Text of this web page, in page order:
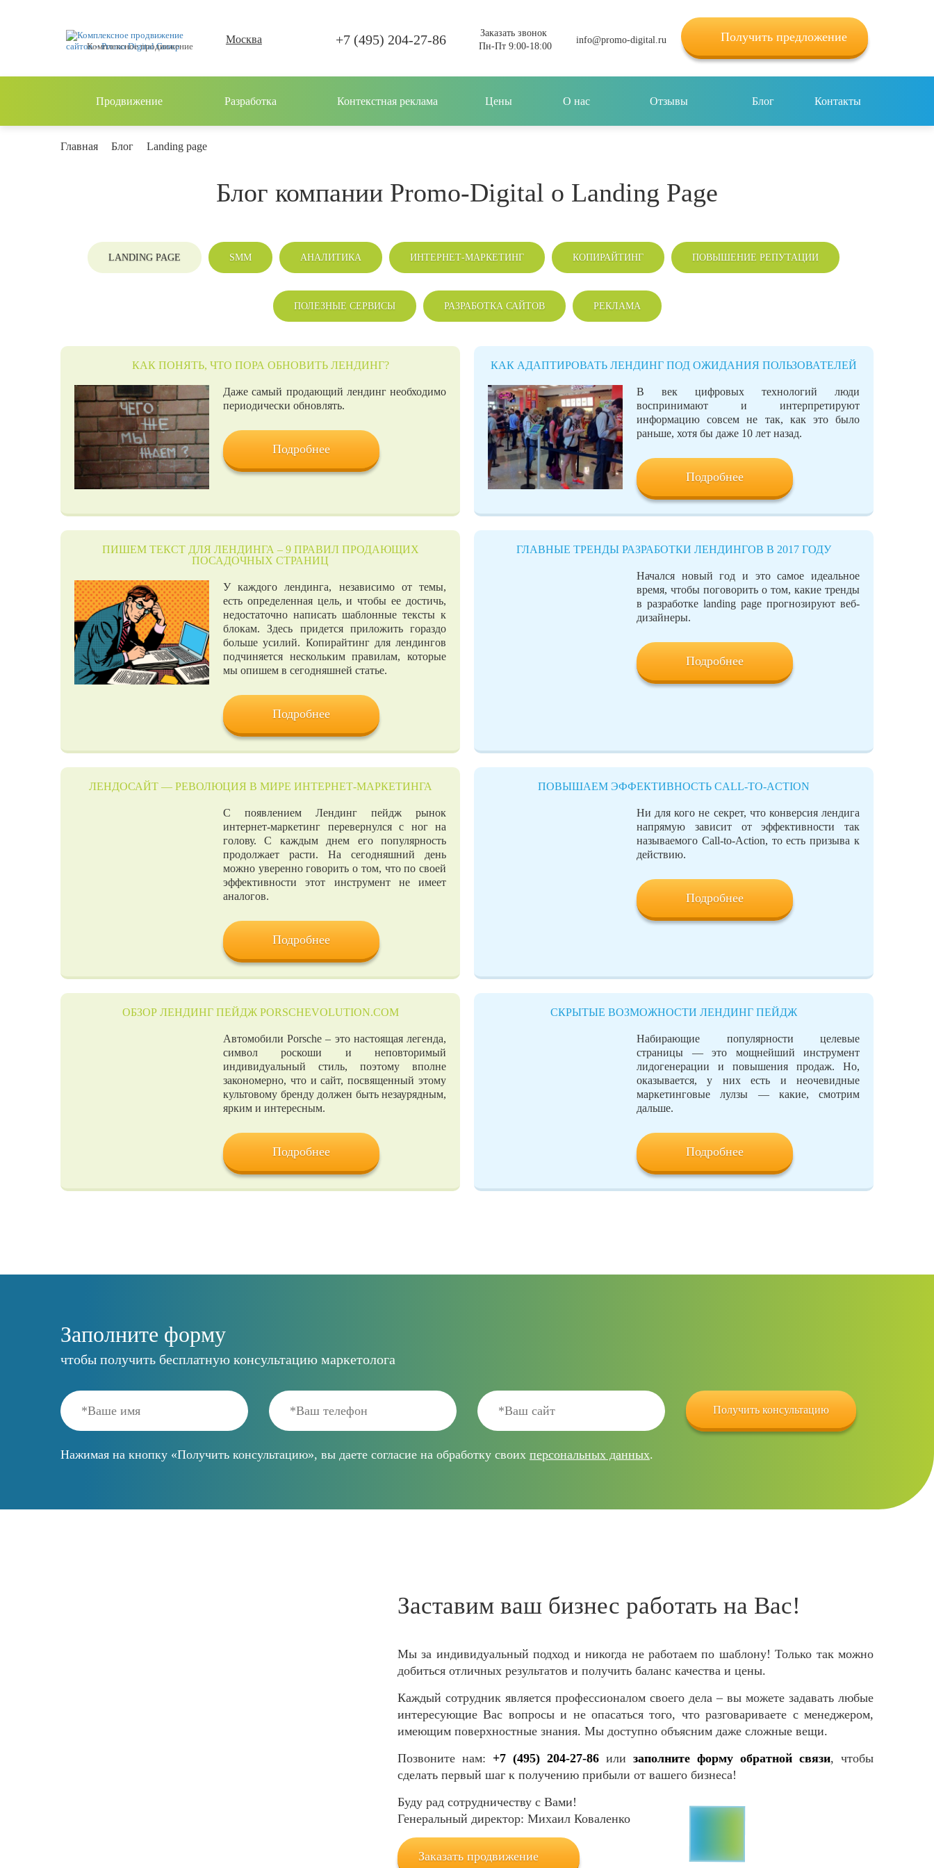
Комплексное продвижение
Москва +7 (495) 204-27-86
Заказать звонок
Пн-Пт 9:00-18:00
info@promo-digital.ru Получить предложение
Продвижение Разработка Контекстная реклама Цены О нас Отзывы Блог Контакты
Главная Блог Landing page
Блог компании Promo-Digital о Landing Page
LANDING PAGE SMM АНАЛИТИКА ИНТЕРНЕТ-МАРКЕТИНГ КОПИРАЙТИНГ ПОВЫШЕНИЕ РЕПУТАЦИИ
ПОЛЕЗНЫЕ СЕРВИСЫ РАЗРАБОТКА САЙТОВ РЕКЛАМА
КАК ПОНЯТЬ, ЧТО ПОРА ОБНОВИТЬ ЛЕНДИНГ?
Даже самый продающий лендинг необходимо
периодически обновлять.
Подробнее
КАК АДАПТИРОВАТЬ ЛЕНДИНГ ПОД ОЖИДАНИЯ ПОЛЬЗОВАТЕЛЕЙ
В век цифровых технологий люди
воспринимают и интерпретируют
информацию совсем не так, как это было
раньше, хотя бы даже 10 лет назад.
Подробнее
ПИШЕМ ТЕКСТ ДЛЯ ЛЕНДИНГА – 9 ПРАВИЛ ПРОДАЮЩИХ
ПОСАДОЧНЫХ СТРАНИЦ
У каждого лендинга, независимо от темы,
есть определенная цель, и чтобы ее достичь,
недостаточно написать шаблонные тексты к
блокам. Здесь придется приложить гораздо
больше усилий. Копирайтинг для лендингов
подчиняется нескольким правилам, которые
мы опишем в сегодняшней статье.
Подробнее
ГЛАВНЫЕ ТРЕНДЫ РАЗРАБОТКИ ЛЕНДИНГОВ В 2017 ГОДУ
Начался новый год и это самое идеальное
время, чтобы поговорить о том, какие тренды
в разработке landing page прогнозируют веб-
дизайнеры.
Подробнее
ЛЕНДОСАЙТ — РЕВОЛЮЦИЯ В МИРЕ ИНТЕРНЕТ-МАРКЕТИНГА
С появлением Лендинг пейдж рынок
интернет-маркетинг перевернулся с ног на
голову. С каждым днем его популярность
продолжает расти. На сегодняшний день
можно уверенно говорить о том, что по своей
эффективности этот инструмент не имеет
аналогов.
Подробнее
ПОВЫШАЕМ ЭФФЕКТИВНОСТЬ CALL-TO-ACTION
Ни для кого не секрет, что конверсия лендига
напрямую зависит от эффективности так
называемого Call-to-Action, то есть призыва к
действию.
Подробнее
ОБЗОР ЛЕНДИНГ ПЕЙДЖ PORSCHEVOLUTION.COM
Автомобили Porsche – это настоящая легенда,
символ роскоши и неповторимый
индивидуальный стиль, поэтому вполне
закономерно, что и сайт, посвященный этому
культовому бренду должен быть незаурядным,
ярким и интересным.
Подробнее
СКРЫТЫЕ ВОЗМОЖНОСТИ ЛЕНДИНГ ПЕЙДЖ
Набирающие популярности целевые
страницы — это мощнейший инструмент
лидогенерации и повышения продаж. Но,
оказывается, у них есть и неочевидные
маркетинговые лулзы — какие, смотрим
дальше.
Подробнее
Заполните форму
чтобы получить бесплатную консультацию маркетолога
Нажимая на кнопку «Получить консультацию», вы даете согласие на обработку своих персональных данных.
Заставим ваш бизнес работать на Вас!
Мы за индивидуальный подход и никогда не работаем по шаблону! Только так можно
добиться отличных результатов и получить баланс качества и цены.
Каждый сотрудник является профессионалом своего дела – вы можете задавать любые
интересующие Вас вопросы и не опасаться того, что разговариваете с менеджером,
имеющим поверхностные знания. Мы доступно объясним даже сложные вещи.
Позвоните нам: +7 (495) 204-27-86 или заполните форму обратной связи, чтобы
сделать первый шаг к получению прибыли от вашего бизнеса!
Буду рад сотрудничеству с Вами!
Генеральный директор: Михаил Коваленко
Заказать продвижение